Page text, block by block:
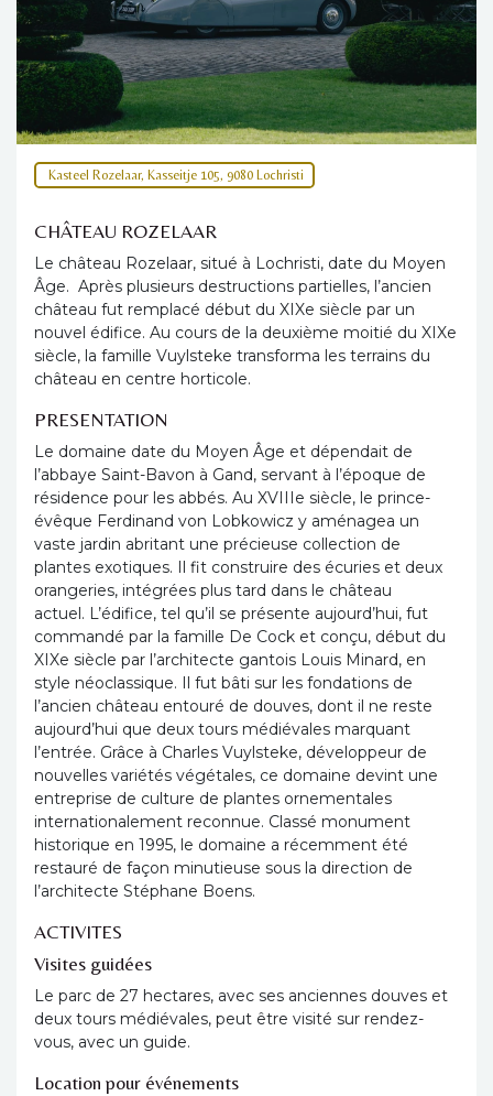
Kasteel Rozelaar, Kasseitje 105, 9080 Lochristi
CHÂTEAU ROZELAAR
Le château Rozelaar, situé à Lochristi, date du Moyen
Âge. Après plusieurs destructions partielles, l’ancien
château fut remplacé début du XIXe siècle par un
nouvel édifice. Au cours de la deuxième moitié du XIXe
siècle, la famille Vuylsteke transforma les terrains du
château en centre horticole.
PRESENTATION
Le domaine date du Moyen Âge et dépendait de
l’abbaye Saint-Bavon à Gand, servant à l’époque de
résidence pour les abbés. Au XVIIIe siècle, le prince-
évêque Ferdinand von Lobkowicz y aménagea un
vaste jardin abritant une précieuse collection de
plantes exotiques. Il fit construire des écuries et deux
orangeries, intégrées plus tard dans le château
actuel. L’édifice, tel qu’il se présente aujourd’hui, fut
commandé par la famille De Cock et conçu, début du
XIXe siècle par l’architecte gantois Louis Minard, en
style néoclassique. Il fut bâti sur les fondations de
l’ancien château entouré de douves, dont il ne reste
aujourd’hui que deux tours médiévales marquant
l’entrée. Grâce à Charles Vuylsteke, développeur de
nouvelles variétés végétales, ce domaine devint une
entreprise de culture de plantes ornementales
internationalement reconnue. Classé monument
historique en 1995, le domaine a récemment été
restauré de façon minutieuse sous la direction de
l’architecte Stéphane Boens.
ACTIVITES
Visites guidées
Le parc de 27 hectares, avec ses anciennes douves et
deux tours médiévales, peut être visité sur rendez-
vous, avec un guide.
Location pour événements